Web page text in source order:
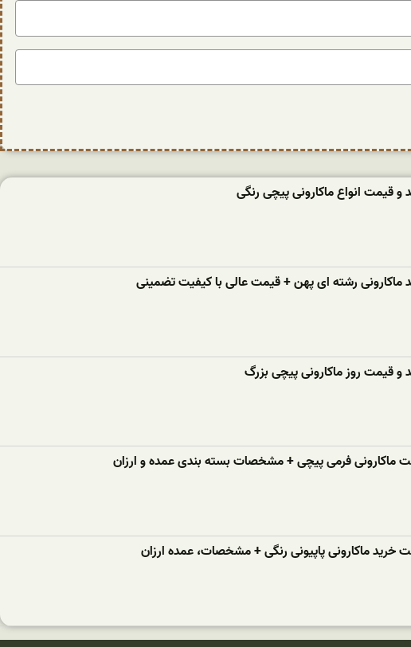
و قیمت انواع ماکارونی پیچی رنگی
ماکارونی رشته ای پهن + قیمت عالی با کیفیت تضمینی
و قیمت روز ماکارونی پیچی بزرگ
ماکارونی فرمی پیچی + مشخصات بسته بندی عمده و ارزان
خرید ماکارونی پاپیونی رنگی + مشخصات، عمده ارزان